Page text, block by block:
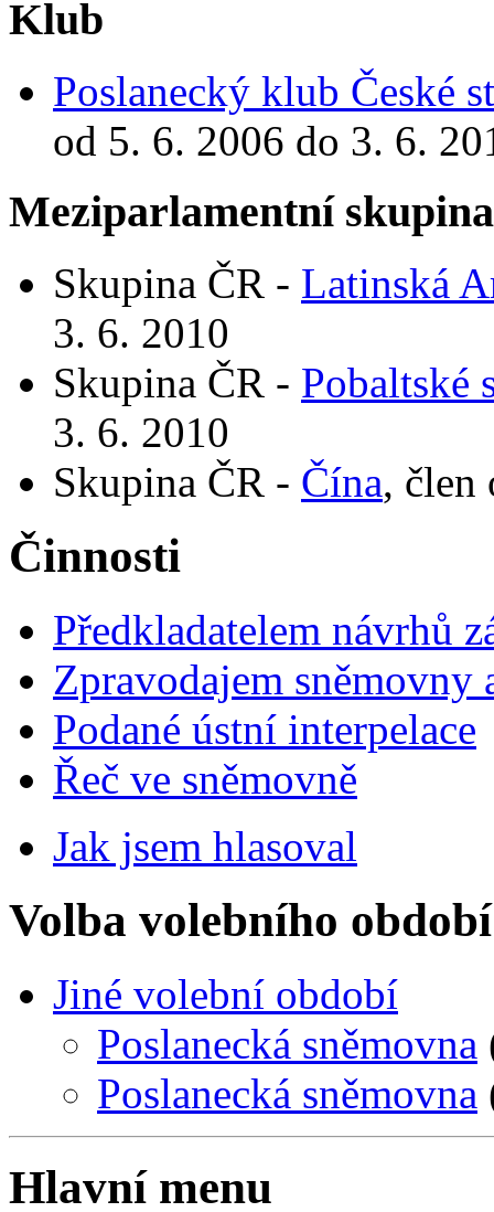
Klub
Poslanecký klub České
od 5. 6. 2006 do 3. 6.
Meziparlamentní
Skupina ČR - Latinská
3. 6. 2010
Skupina ČR - Pobaltské
3. 6. 2010
Skupina ČR - Čína, člen
Činnosti
Předkladatelem návrhů
Zpravodajem
Podané ústní interpelace
Řeč ve sněmovně
Jak jsem hlasoval
Volba volebního období
Jiné volební období
Poslanecká sněmovna
Poslanecká sněmovna
Hlavní menu